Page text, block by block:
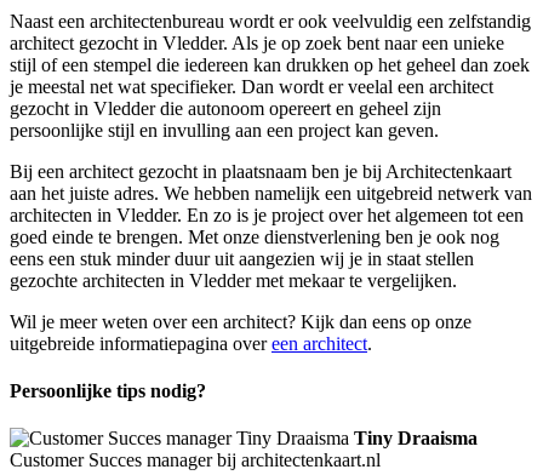
Naast een architectenbureau wordt er ook veelvuldig een zelfstandig
architect gezocht in Vledder. Als je op zoek bent naar een unieke
stijl of een stempel die iedereen kan drukken op het geheel dan zoek
je meestal net wat specifieker. Dan wordt er veelal een architect
gezocht in Vledder die autonoom opereert en geheel zijn
persoonlijke stijl en invulling aan een project kan geven.
Bij een architect gezocht in plaatsnaam ben je bij Architectenkaart
aan het juiste adres. We hebben namelijk een uitgebreid netwerk van
architecten in Vledder. En zo is je project over het algemeen tot een
goed einde te brengen. Met onze dienstverlening ben je ook nog
eens een stuk minder duur uit aangezien wij je in staat stellen
gezochte architecten in Vledder met mekaar te vergelijken.
Wil je meer weten over een architect? Kijk dan eens op onze
uitgebreide informatiepagina overeen architect.
Persoonlijke tips nodig?
Tiny Draaisma
Customer Succes manager bij architectenkaart.nl